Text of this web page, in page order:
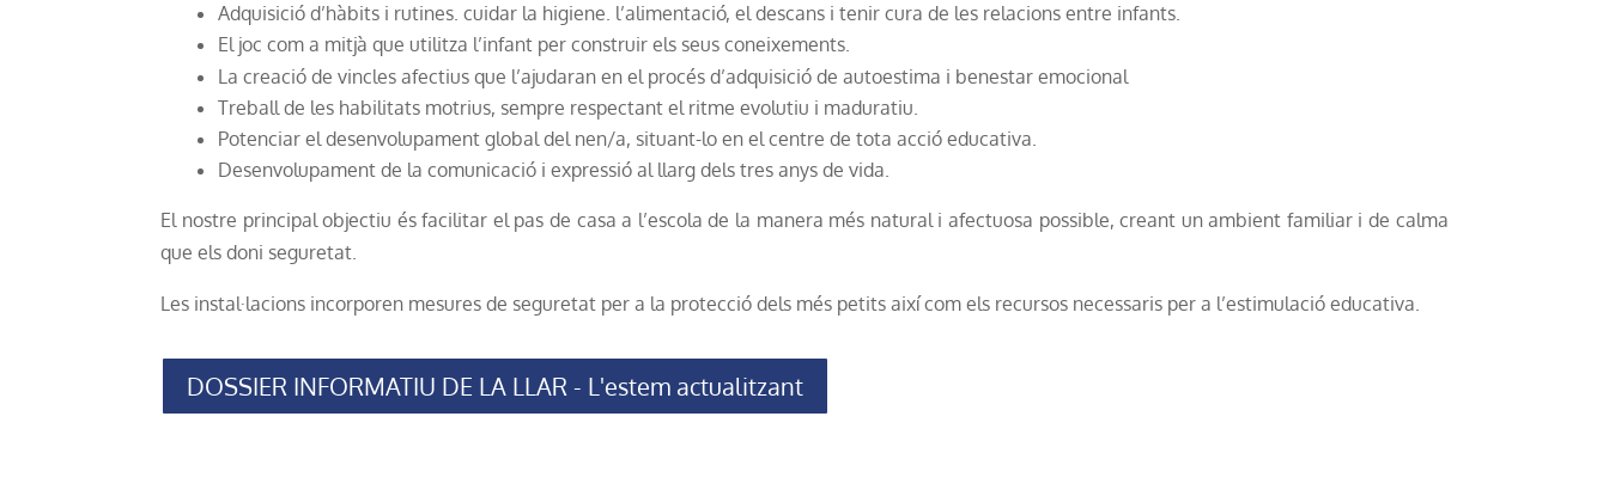
Adquisició d’hàbits i rutines. cuidar la higiene. l’alimentació, el descans i tenir cura de les relacions entre infants.
El joc com a mitjà que utilitza l’infant per construir els seus coneixements.
La creació de vincles afectius que l’ajudaran en el procés d’adquisició de autoestima i benestar emocional
Treball de les habilitats motrius, sempre respectant el ritme evolutiu i maduratiu.
Potenciar el desenvolupament global del nen/a, situant-lo en el centre de tota acció educativa.
Desenvolupament de la comunicació i expressió al llarg dels tres anys de vida.
El nostre principal objectiu és facilitar el pas de casa a l’escola de la manera més natural i afectuosa possible, creant un ambient familiar i de calma
que els doni seguretat.
Les instal·lacions incorporen mesures de seguretat per a la protecció dels més petits així com els recursos necessaris per a l’estimulació educativa.
DOSSIER INFORMATIU DE LA LLAR - L'estem actualitzant